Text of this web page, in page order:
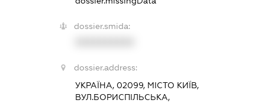
dossier.smida:
dossier.address:
УКРАЇНА, 02099, МІСТО КИЇВ,
ВУЛ.БОРИСПІЛЬСЬКА,